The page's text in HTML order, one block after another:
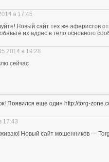
в 17:45
Новый сайт тех же аферистов
их адрес в тело основного
в 19:28
сейчас
Появился еще один http://torg-
17:43
Новый сайт мошенников —